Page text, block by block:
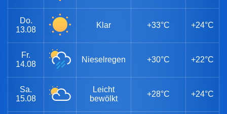
Do.
13.08
Klar +33°C +24°C
Fr.
14.08
Nieselregen +30°C +22°C
Sa.
15.08
Leicht
bewölkt
+28°C +24°C